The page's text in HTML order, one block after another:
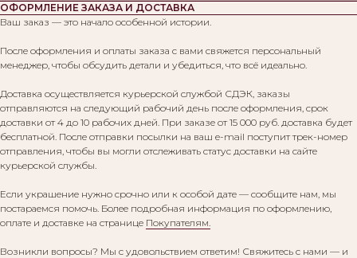
ОФОРМЛЕНИЕ ЗАКАЗА И ДОСТАВКА
Ваш заказ — это начало особенной истории.
После оформления и оплаты заказа с вами свяжется персональный
менеджер, чтобы обсудить детали и убедиться, что всё идеально.
Доставка осуществляется курьерской службой СДЭК, заказы
отправляются на следующий рабочий день после оформления, срок
доставки от 4 до 10 рабочих дней. При заказе от 15 000 руб. доставка будет
бесплатной. После отправки посылки на ваш e-mail поступит трек-номер
отправления, чтобы вы могли отслеживать статус доставки на сайте
курьерской службы.
Если украшение нужно срочно или к особой дате — сообщите нам, мы
постараемся помочь. Более подробная информация по оформлению,
оплате и доставке на странице Покупателям.
Возникли вопросы? Мы с удовольствием ответим! Свяжитесь с нами — и